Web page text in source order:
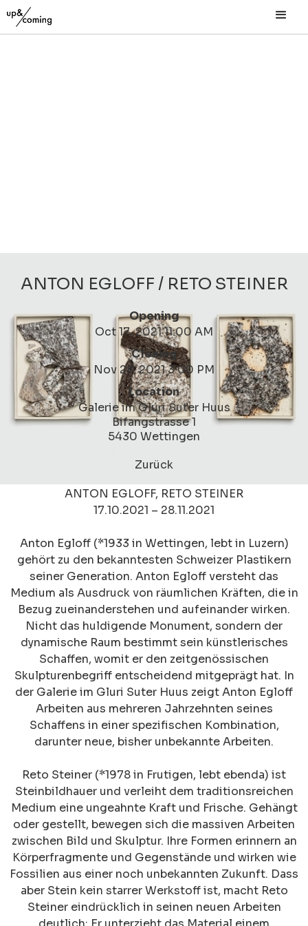
ANTON EGLOFF / RETO STEINER
Opening
Oct 17, 2021 11:00 AM
Closing
Nov 28, 2021 3:00 PM
Location
Galerie im Gluri Suter Huus
Bifangstrasse 1
5430 Wettingen
Zurück
ANTON EGLOFF, RETO STEINER
17.10.2021 – 28.11.2021
Anton Egloff (*1933 in Wettingen, lebt in Luzern)
gehört zu den bekanntesten Schweizer Plastikern
seiner Generation. Anton Egloff versteht das
Medium als Ausdruck von räumlichen Kräften, die in
Bezug zueinanderstehen und aufeinander wirken.
Nicht das huldigende Monument, sondern der
dynamische Raum bestimmt sein künstlerisches
Schaffen, womit er den zeitgenössischen
Skulpturenbegriff entscheidend mitgeprägt hat. In
der Galerie im Gluri Suter Huus zeigt Anton Egloff
Arbeiten aus mehreren Jahrzehnten seines
Schaffens in einer spezifischen Kombination,
darunter neue, bisher unbekannte Arbeiten.
Reto Steiner (*1978 in Frutigen, lebt ebenda) ist
Steinbildhauer und verleiht dem traditionsreichen
Medium eine ungeahnte Kraft und Frische. Gehängt
oder gestellt, bewegen sich die massiven Arbeiten
zwischen Bild und Skulptur. Ihre Formen erinnern an
Körperfragmente und Gegenstände und wirken wie
Fossilien aus einer noch unbekannten Zukunft. Dass
aber Stein kein starrer Werkstoff ist, macht Reto
Steiner eindrücklich in seinen neuen Arbeiten